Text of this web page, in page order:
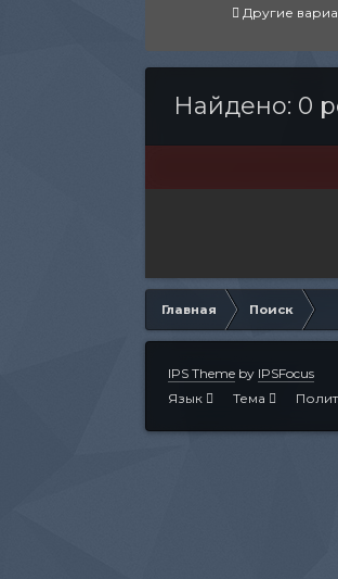
Другие
Найдено: 0
Главная Поиск
IPS Theme by IPSFocus
Язык
Тема